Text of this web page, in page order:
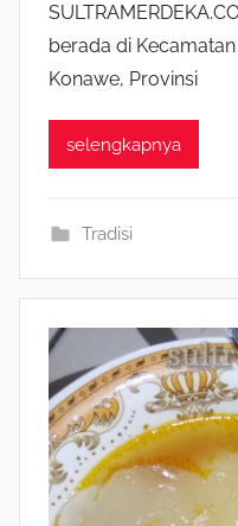
berada di
Konawe, Provinsi
selengkapnya
Tradisi